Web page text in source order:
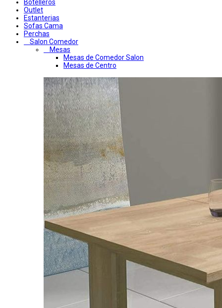
Botelleros
Outlet
Estanterias
Sofas Cama
Perchas
Salon Comedor
Mesas
Mesas de Comedor Salon
Mesas de Centro